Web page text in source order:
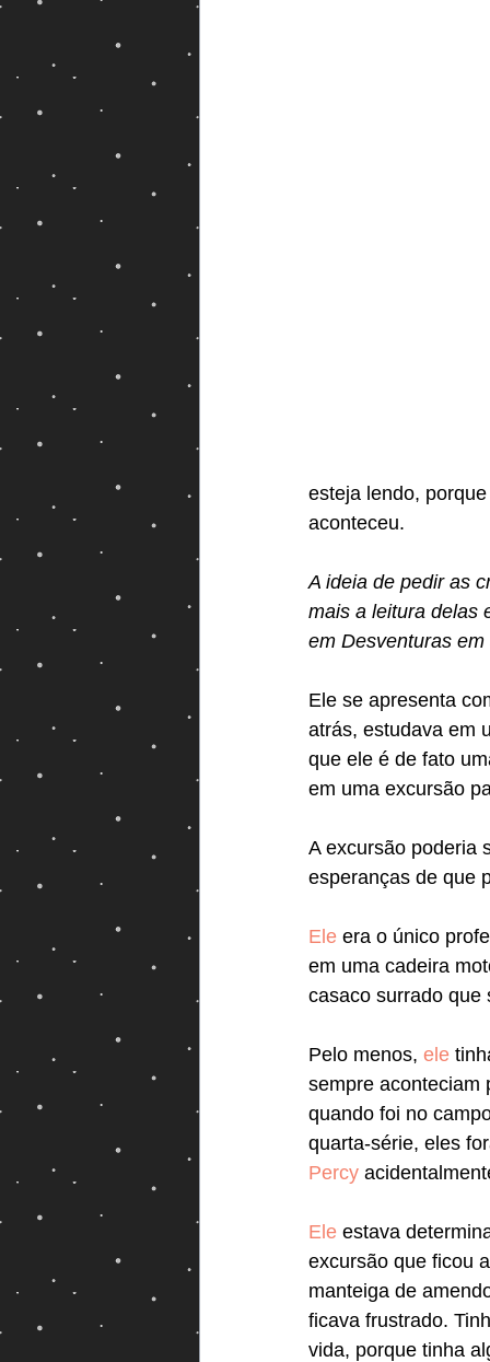
esteja lendo,
aconteceu.
A ideia de pedir as
mais a leitura delas
em Desventuras
Ele se apresenta
atrás, estudava em
que ele é de fato
em uma excursão
A excursão poderia
esperanças de que
Ele era o único
em uma cadeira
casaco surrado que
Pelo menos, ele
sempre aconteciam
quando foi no
quarta-série, eles
Percy
Ele estava
excursão que ficou
manteiga de
ficava frustrado.
vida, porque tinha